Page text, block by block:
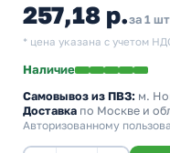
257,18 р.за 1 шт
* цена указана с учетом
Наличие
Самовывоз из ПВЗ: м.
Доставка по Москве и
Авторизованному